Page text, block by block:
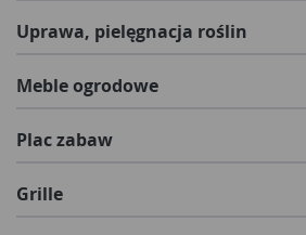
Uprawa, pielęgnacja roślin
Meble ogrodowe
Plac zabaw
Grille